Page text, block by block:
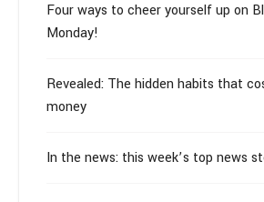
Four ways to cheer yourself up on
Monday!
Revealed: The hidden habits that
money
In the news: this week’s top news